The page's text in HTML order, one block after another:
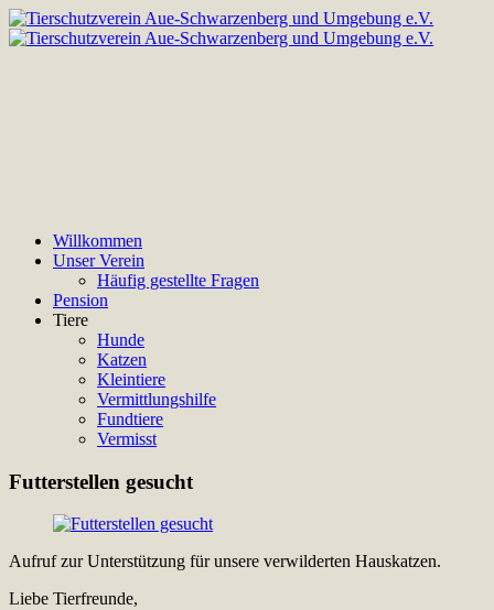
Willkommen
Unser Verein
Häufig gestellte Fragen
Pension
Tiere
Hunde
Katzen
Kleintiere
Vermittlungshilfe
Fundtiere
Vermisst
Futterstellen gesucht
Aufruf zur Unterstützung für unsere verwilderten Hauskatzen.
Liebe Tierfreunde,